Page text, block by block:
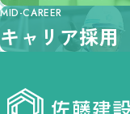
MID-CAREER
キャリア採用